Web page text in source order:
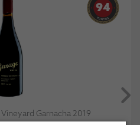
94
Garnacha 2019